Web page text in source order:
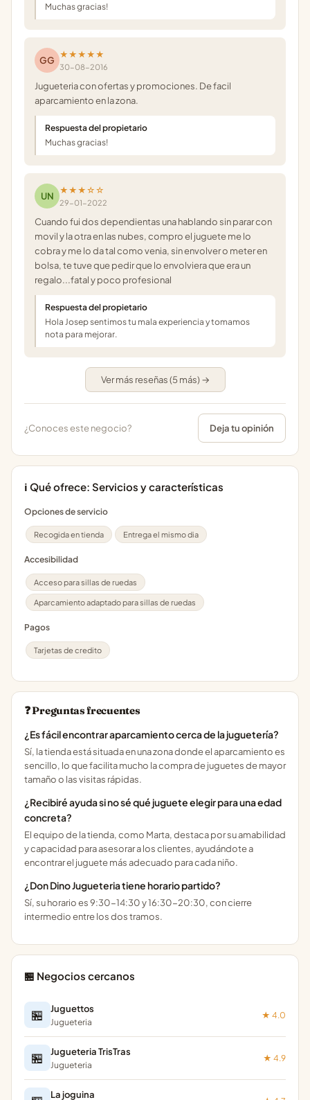
Muchas gracias!
GG
★★★★★
30-08-2016
Jugueteria con ofertas y promociones. De facil
aparcamiento en la zona.
Respuesta del propietario
Muchas gracias!
UN
★★★☆☆
29-01-2022
Cuando fui dos dependientas una hablando sin parar con
movil y la otra en las nubes, compro el juguete me lo
cobra y me lo da tal como venia, sin envolver o meter en
bolsa, te tuve que pedir que lo envolviera que era un
regalo...fatal y poco profesional
Respuesta del propietario
Hola Josep sentimos tu mala experiencia y tomamos
nota para mejorar.
Ver más reseñas (5 más) →
¿Conoces este negocio? Deja tu opinión
ℹ️ Qué ofrece: Servicios y características
Opciones de servicio
Recogida en tienda Entrega el mismo dia
Accesibilidad
Acceso para sillas de ruedas
Aparcamiento adaptado para sillas de ruedas
Pagos
Tarjetas de credito
❓ Preguntas frecuentes
¿Es fácil encontrar aparcamiento cerca de la juguetería?
Sí, la tienda está situada en una zona donde el aparcamiento es
sencillo, lo que facilita mucho la compra de juguetes de mayor
tamaño o las visitas rápidas.
¿Recibiré ayuda si no sé qué juguete elegir para una edad
concreta?
El equipo de la tienda, como Marta, destaca por su amabilidad
y capacidad para asesorar a los clientes, ayudándote a
encontrar el juguete más adecuado para cada niño.
¿Don Dino Jugueteria tiene horario partido?
Sí, su horario es 9:30-14:30 y 16:30-20:30, con cierre
intermedio entre los dos tramos.
🏪 Negocios cercanos
🏪 Juguettos
Jugueteria
★ 4.0
🏪 Jugueteria TrisTras
Jugueteria
★ 4.9
La joguina